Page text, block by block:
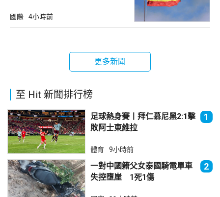
國際 4小時前
更多新聞
至 Hit 新聞排行榜
足球熱身賽丨拜仁慕尼黑2:1擊
敗阿士東維拉
1
體育 9小時前
一對中國籍父女泰國騎電單車
失控墮崖 1死1傷
2